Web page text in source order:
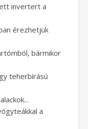
invertert a
érezhetjük
bármikor
teherbírású
a